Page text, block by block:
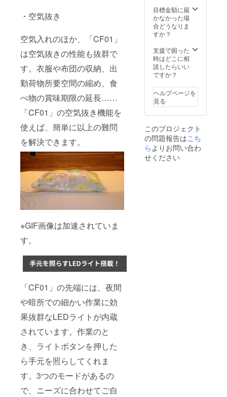
・空気抜き
空気入れのほか、「CF01」
は空気抜きの性能も抜群で
す。衣服や布団の収納、出
勤荷物所要空間の縮め、食
べ物の賞味期限の延長……
「CF01」の空気抜き機能を
使えば、簡単に以上の難問
を解決できます。
※GIF画像は加速されていま
す。
「CF01」の先端には、夜間
や暗所での細かい作業に効
果抜群なLEDライトが内蔵
されています。作業のと
き、ライトボタンを押した
ら手元を照らしてくれま
す。3つのモードがあるの
で、ニーズに合わせてご自
目標金額に届
かなかった場
合どうなりま
すか？
支援で困った
時はどこに相
談したらいい
ですか？
ヘルプページを
見る
このプロジェクト
の問題報告はこち
ら よりお問い合わ
せください